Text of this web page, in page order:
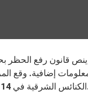
قانون رفع الحظر
معلومات إضافية. وقع
لاحق على الإنترنت.